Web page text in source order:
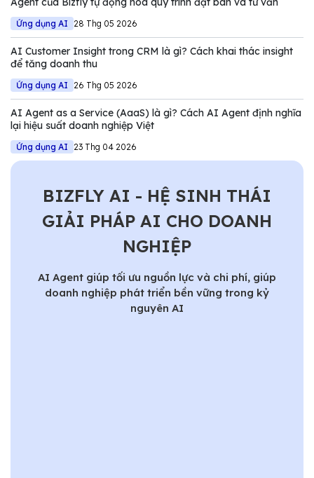
Ứng dụng AI 28 Thg 05 2026
AI Customer Insight trong CRM là gì? Cách khai thác insight
để tăng doanh thu
Ứng dụng AI 26 Thg 05 2026
AI Agent as a Service (AaaS) là gì? Cách AI Agent định nghĩa
lại hiệu suất doanh nghiệp Việt
Ứng dụng AI 23 Thg 04 2026
BIZFLY AI - HỆ SINH THÁI
GIẢI PHÁP AI CHO DOANH
NGHIỆP
AI Agent giúp tối ưu nguồn lực và chi phí, giúp
doanh nghiệp phát triển bền vững trong kỷ
nguyên AI